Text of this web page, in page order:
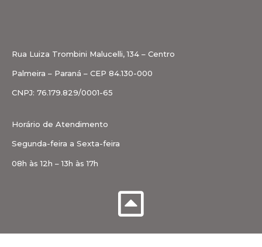
Rua Luiza Trombini Malucelli, 134 – Centro
Palmeira – Paraná – CEP 84.130-000
CNPJ: 76.179.829/0001-65
Horário de Atendimento
Segunda-feira a Sexta-feira
08h às 12h – 13h às 17h